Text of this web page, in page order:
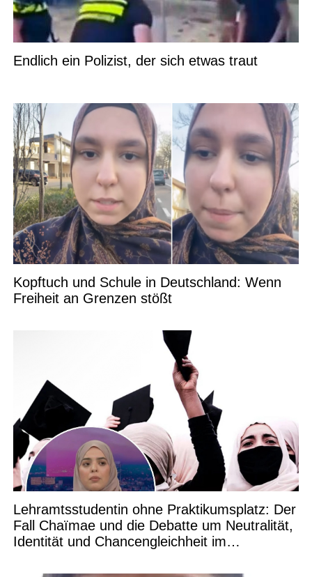
Endlich ein Polizist, der sich etwas traut
Kopftuch und Schule in Deutschland: Wenn
Freiheit an Grenzen stößt
Lehramtsstudentin ohne Praktikumsplatz: Der
Fall Chaïmae und die Debatte um Neutralität,
Identität und Chancengleichheit im